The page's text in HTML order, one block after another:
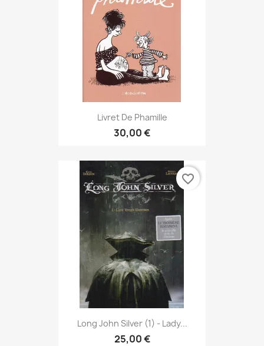
Livret De Phamille
30,00 €
Long John Silver (1) - Lady...
25,00 €
favorite_border